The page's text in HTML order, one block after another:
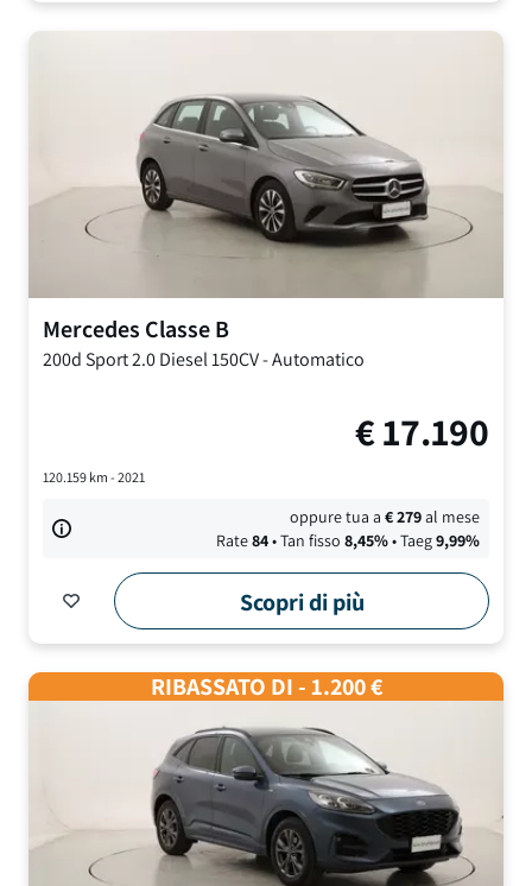
Mercedes Classe B
200d Sport2.0 Diesel 150CV-Automatico
€17.190
120.159km - 2021
oppure tua a€279al mese
Rate84• Tan fisso 8,45%• Taeg9,99%
Scopri di più
RIBASSATO DI - 1.200 €